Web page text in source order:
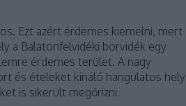
Ezt azért érdemes kiemelni, mert
a Balatonfelvidéki borvidék egy
érdemes terület. A nagy
és ételeket kínáló hangulatos hely
is sikerült megőrizni.